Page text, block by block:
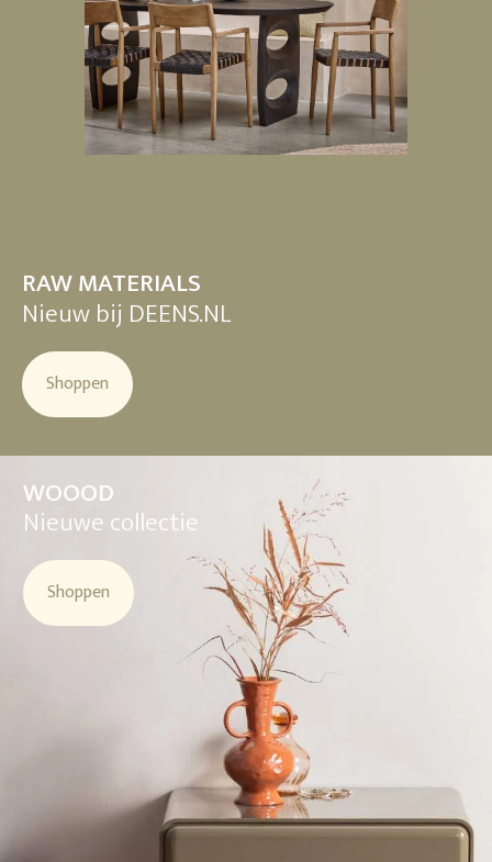
RAW MATERIALS
Nieuw bij DEENS.NL
Shoppen
WOOOD
Nieuwe collectie
Shoppen